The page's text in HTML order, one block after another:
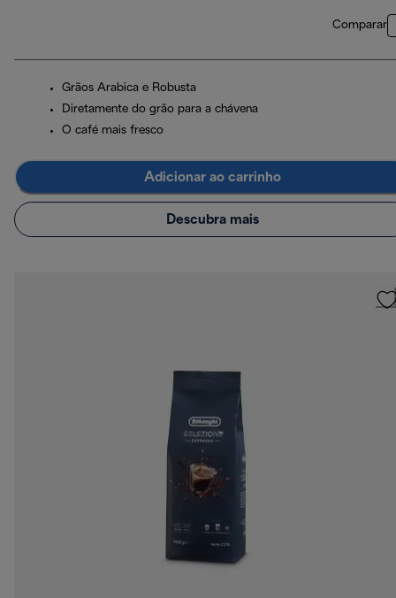
Comparar
Grãos Arabica e Robusta
Diretamente do grão para a chávena
O café mais fresco
Adicionar ao carrinho
Descubra mais